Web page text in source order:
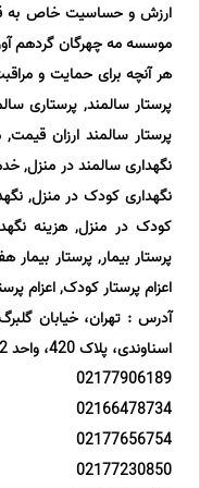
ارزش و حساسیت خاص به
موسسه مه چهرگان گردهم
هر آنچه برای حمایت و
پرستار سالمند, پرستاری
پرستار سالمند ارزان
نگهداری سالمند در منزل,
نگهداری کودک در منزل,
کودک در منزل, هزینه
پرستار بیمار, پرستار
اعزام پرستار کودک, اعزام
آدرس : تهران، خیابان
اسناوندی، پلاک 420، واحد 2
02177906189
02166478734
02177656754
02177230850